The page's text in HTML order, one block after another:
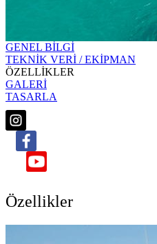
GENEL BİLGİ
TEKNİK VERİ / EKİPMAN
ÖZELLİKLER
GALERİ
TASARLA
Özellikler